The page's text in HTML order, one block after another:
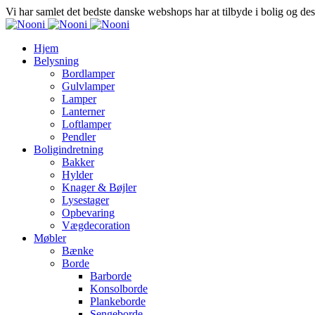
Vi har samlet det bedste danske webshops har at tilbyde i bolig og
Hjem
Belysning
Bordlamper
Gulvlamper
Lamper
Lanterner
Loftlamper
Pendler
Boligindretning
Bakker
Hylder
Knager & Bøjler
Lysestager
Opbevaring
Vægdecoration
Møbler
Bænke
Borde
Barborde
Konsolborde
Plankeborde